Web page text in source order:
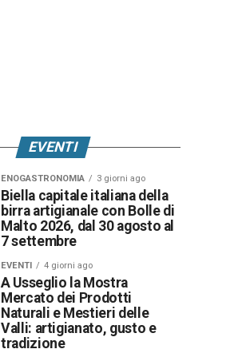
EVENTI
ENOGASTRONOMIA 3 giorni ago
Biella capitale italiana della
birra artigianale con Bolle di
Malto 2026, dal 30 agosto al
7 settembre
EVENTI 4 giorni ago
A Usseglio la Mostra
Mercato dei Prodotti
Naturali e Mestieri delle
Valli: artigianato, gusto e
tradizione